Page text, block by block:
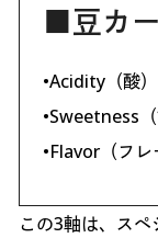
■豆カ
•Acidity（酸）
•Sweetness（
•Flavor（フレ
この3軸は、ス